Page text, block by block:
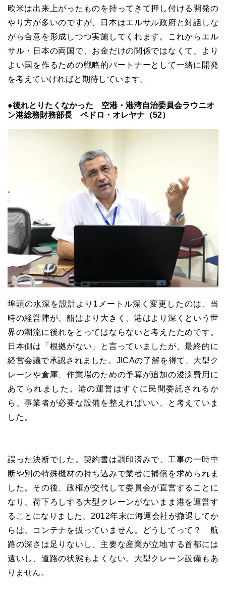
欧米は出来上がったものを持ってきて押し付ける開発の
やり方が多いのですが、日本はエルサル政府と対話しな
がら合意を形成しつつ実施してくれます。これからエル
サル・日本の両国で、お金だけの関係ではなくて、より
よい国を作るための戦略的パートナーとして一緒に開発
を考えていければと期待しています。
●後れとりたくなかった 空港・港湾自治委員会ラウニオ
ン港総務財務部長 ペドロ・オレヤナ（52）
埠頭の水深を設計より1メートル深く変更したのは、当
時の経営陣が、船はより大きく、港はより深くという世
界の潮流に後れをとってはならないと考えたためです。
日本側は「根拠がない」と言っていましたが、最終的に
経営会議で承認されました。JICAの了解を得て、大型ク
レーンや倉庫、作業場のための予算が追加の浚渫費用に
あてられました。港の運営はすぐに民間委託されるか
ら、事業者が必要な設備を整えればいい、と考えていま
した。
誤った決断でした。契約書は調印済みで、工事の一時中
断や別の特殊機材の持ち込みで業者に補償を求められま
した。その後、政権が交代して委員会が直営することに
なり、荷下ろしする大型クレーンがないまま港を運営す
ることになりました。2012年末に海運会社が撤退してか
らは、コンテナを扱っていません。どうしてって？ 航
路の深さは足りないし、主要な産業が立地する首都には
遠いし、道路の状態もよくない。大型クレーン設備もあ
りません。